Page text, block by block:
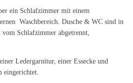
ein Schlafzimmer mit einem
Waschbereich. Dusche & WC sind in
Schlafzimmer abgetrennt,
Ledergarnitur, einer Essecke und
eingerichtet.